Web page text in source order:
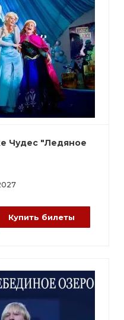
Чудес "Ледяное
Купить билеты